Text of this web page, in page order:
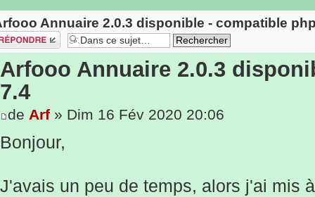
Annuaire 2.0.3 disponible - compatible
Arfooo Annuaire 2.0.3
7.4
de Arf » Dim 16 Fév 2020 20:06
Bonjour,
J'avais un peu de temps, alors j'ai mis